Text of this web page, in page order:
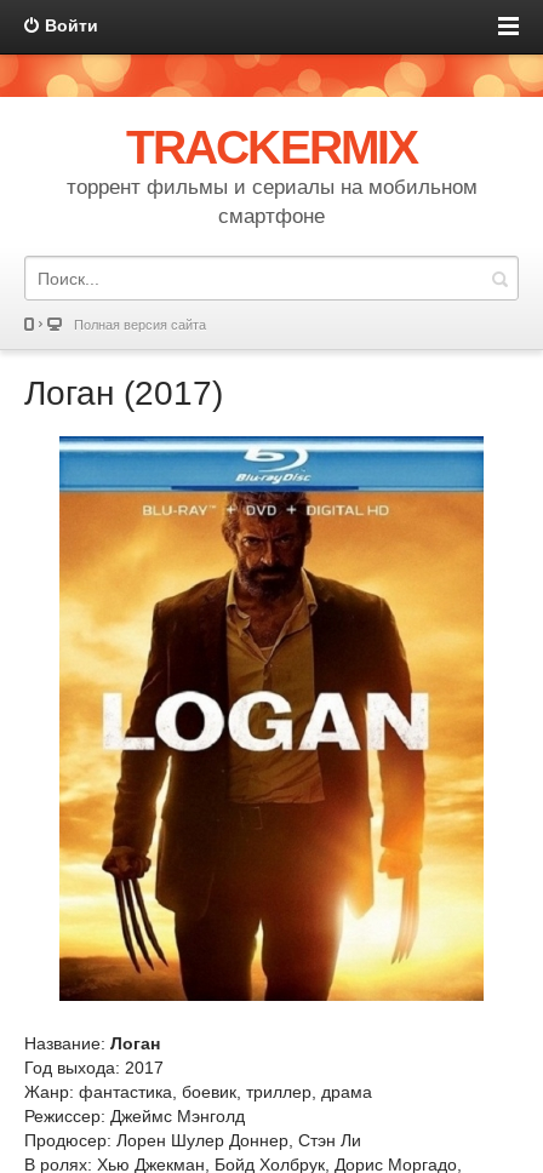
Войти
TRACKERMIX
торрент фильмы и сериалы на мобильном
смартфоне
Полная версия сайта
Логан (2017)
Название: Логан
Год выхода: 2017
Жанр: фантастика, боевик, триллер, драма
Режиссер: Джеймс Мэнголд
Продюсер: Лорен Шулер Доннер, Стэн Ли
В ролях: Хью Джекман, Бойд Холбрук, Дорис Моргадо,